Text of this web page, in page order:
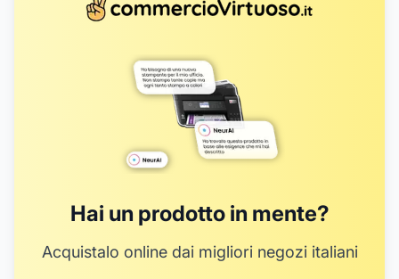
Hai un prodotto in mente?
Acquistalo online dai migliori negozi italiani